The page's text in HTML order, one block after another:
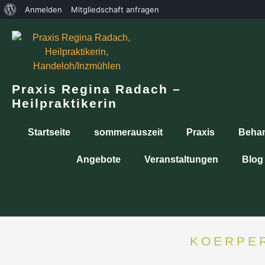
Anmelden Mitgliedschaft anfragen
Praxis Regina Radach –
Heilpraktikerin
Startseite sommerauszeit Praxis
Angebote Veranstaltungen Blog